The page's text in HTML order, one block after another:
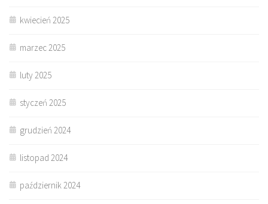
kwiecień 2025
marzec 2025
luty 2025
styczeń 2025
grudzień 2024
listopad 2024
październik 2024